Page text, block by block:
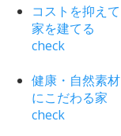
コストを抑えて
家を建てる
check
健康・自然素材
にこだわる家
check